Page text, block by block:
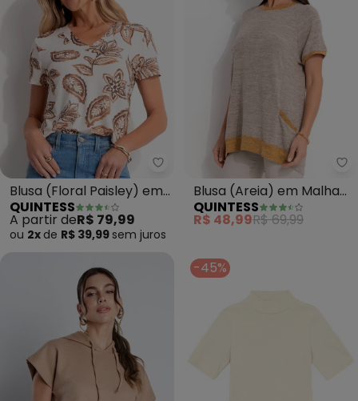
Quintess - Blusa (Floral
Blusa (Floral Paisley) em
Malha de Viscose
QUINTESS
A partir deR$ 79,99
ou 2x de R$ 39,99 sem juros
Blusa (Areia) em Malha
Tricô
QUINTESS
R$ 48,99R$ 69,99
-45%